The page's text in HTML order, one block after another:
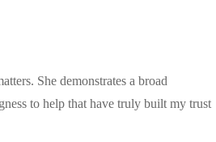
She demonstrates a broad
to help that have truly built my trust